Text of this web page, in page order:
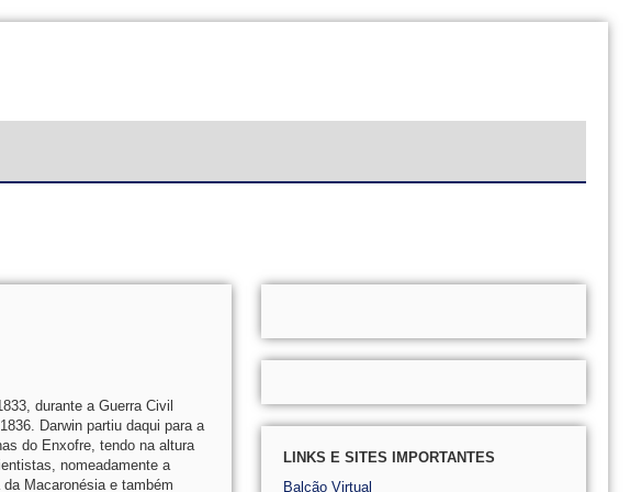
durante a Guerra Civil
Darwin partiu daqui para a
do Enxofre, tendo na altura
nomeadamente a
Macaronésia e também
LINKS E SITES IMPORTANTES
Balcão Virtual